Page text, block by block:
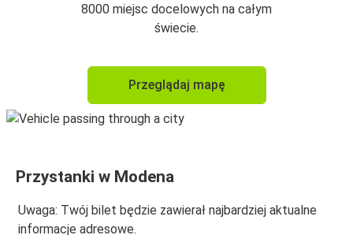
Mediolan
Modena
Port Lotniczy Milano Malpensa (MXP)
Modena
Modena
Modena
8000 miejsc docelowych na całym
świecie.
Przeglądaj mapę
Przystanki w Modena
Uwaga: Twój bilet będzie zawierał najbardziej aktualne
informacje adresowe.